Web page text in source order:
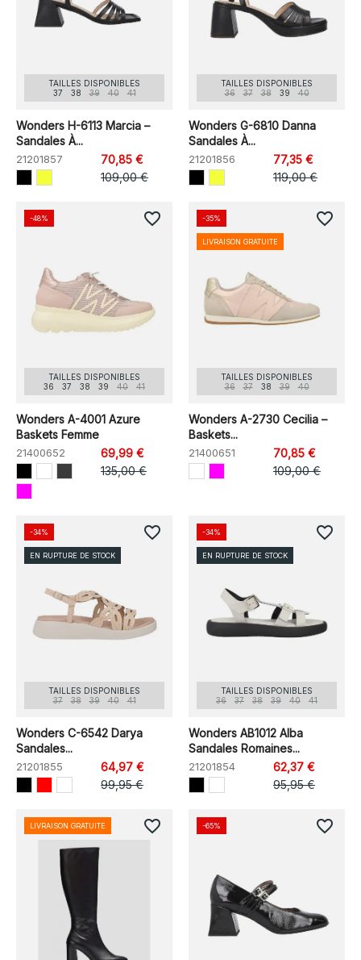
TAILLES DISPONIBLES
37
38 39 40 41
Wonders H-6113 Marcia –
Sandales À...
21201857
70,85 €
109,00 €
TAILLES DISPONIBLES
36
37 38 39 40
Wonders G-6810 Danna
Sandales À...
21201856
77,35 €
119,00 €
TAILLES DISPONIBLES
36
37 38 39 40 41
Wonders A-4001 Azure
Baskets Femme
21400652
69,99 €
135,00 €
-48% favorite_border
TAILLES DISPONIBLES
36
37 38 39 40
Wonders A-2730 Cecilia –
Baskets...
21400651
70,85 €
109,00 €
-35%
LIVRAISON GRATUITE
favorite_border
TAILLES DISPONIBLES
37
38 39 40 41
Wonders C-6542 Darya
Sandales...
21201855
64,97 €
99,95 €
-34%
EN RUPTURE DE STOCK
favorite_border
TAILLES DISPONIBLES
36
37 38 39 40 41
Wonders AB1012 Alba
Sandales Romaines...
21201854
62,37 €
95,95 €
-34%
EN RUPTURE DE STOCK
favorite_border
LIVRAISON GRATUITE favorite_border -65% favorite_border